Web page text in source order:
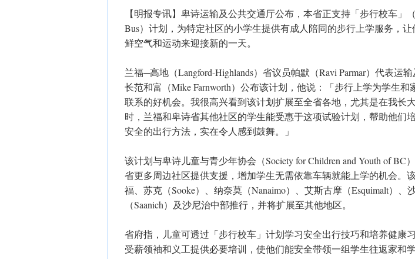
【明报专讯】卑诗运输及公共交通厅公布，本省正支持「步行校车」
Bus）计划，为特定社区的小学生提供有成人陪同的步行上学服务，
鲜空气和运动来迎接新的一天。
兰福─高地（Langford-Highlands）省议员帕默（Ravi Parmar）代表运
长范和富（Mike Farnworth）公布该计划，他说：「步行上学为学生和
联系的好机会。我很高兴看到该计划扩展至全省各地，尤其是在我长
时，兰福和卑诗省其他社区的学生能受惠于这项试验计划，帮助他们
安全的出行方法，实在令人感到鼓舞。」
该计划与卑诗儿童与青少年协会（Society for Children and Youth of BC
省更多周边社区提供支援，增加学生无需依靠车辆就能上学的机会。
福、苏克（Sooke）、纳奈莫（Nanaimo）、艾斯古摩（Esquimalt）、
（Saanich）及沙尼治中部推行，并将扩展至其他地区。
省府指，儿童可透过「步行校车」计划学习安全出行技巧和培养健康
受薪领袖和义工提供必要培训，使他们能安全带领一组学生往返家和